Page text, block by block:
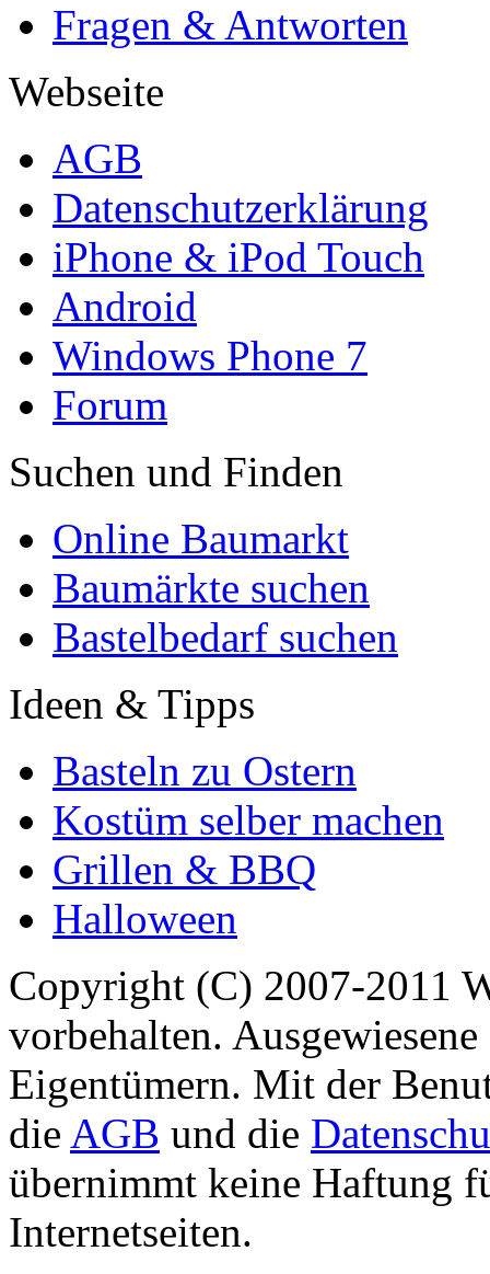
Fragen & Antworten
Webseite
AGB
Datenschutzerklärung
iPhone & iPod Touch
Android
Windows Phone 7
Forum
Suchen und Finden
Online Baumarkt
Baumärkte suchen
Bastelbedarf suchen
Ideen & Tipps
Basteln zu Ostern
Kostüm selber machen
Grillen & BBQ
Halloween
Copyright (C) 2007-2011
vorbehalten.
Eigentümern. Mit der
die AGB und die
übernimmt keine Haftung
Internetseiten.